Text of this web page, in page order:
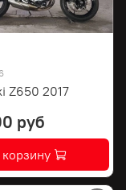
Z650 2017
руб